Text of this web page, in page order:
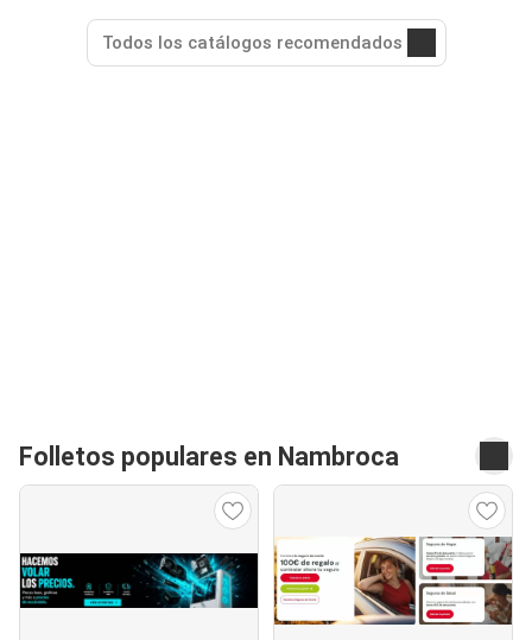
Todos los catálogos recomendados
Folletos populares en Nambroca